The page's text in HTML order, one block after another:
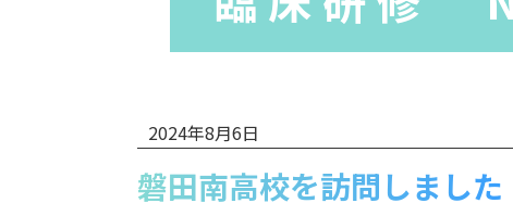
2024年8月6日
磐田南高校を訪問しました